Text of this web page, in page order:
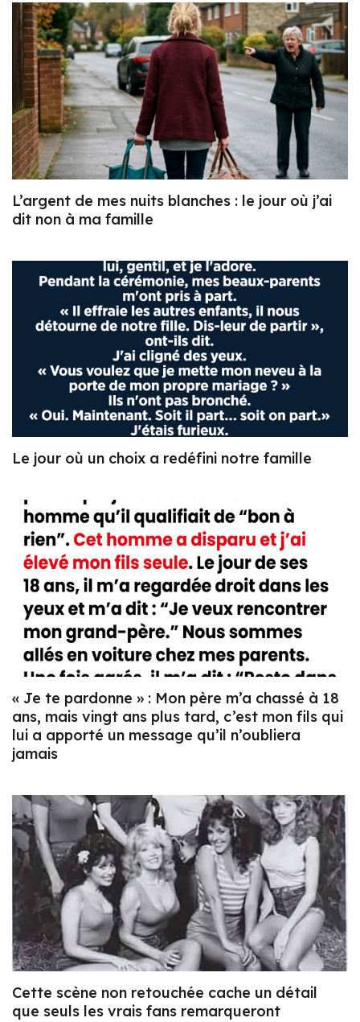
L’argent de mes nuits blanches : le jour où j’ai
dit non à ma famille
Le jour où un choix a redéfini notre famille
« Je te pardonne » : Mon père m’a chassé à 18
ans, mais vingt ans plus tard, c’est mon fils qui
lui a apporté un message qu’il n’oubliera
jamais
Cette scène non retouchée cache un détail
que seuls les vrais fans remarqueront